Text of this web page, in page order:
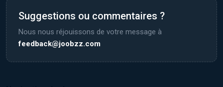
Suggestions ou commentaires ?
Nous nous réjouissons de votre message à
feedback@joobzz.com